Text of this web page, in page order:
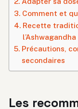
Comment et
Recette
l’Ashwagandha
Précautions,
secondaires
Les